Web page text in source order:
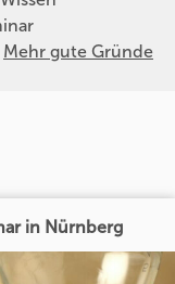
Mehr gute Gründe
in Nürnberg